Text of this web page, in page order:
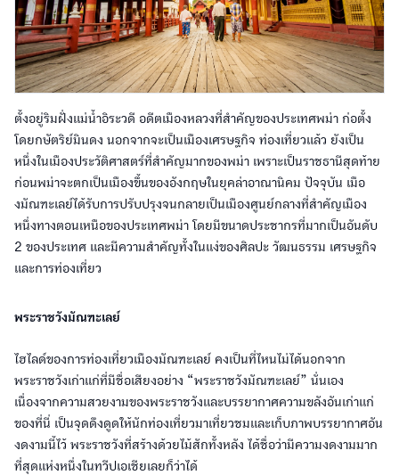
ตั้งอยู่ริมฝั่งแม่น้ำอิระวดี อดีตเมืองหลวงที่สำคัญของประเทศพม่า ก่อตั้ง
โดยกษัตริย์มินดง นอกจากจะเป็นเมืองเศรษฐกิจ ท่องเที่ยวแล้ว ยังเป็น
หนึ่งในเมืองประวัติศาสตร์ที่สำคัญมากของพม่า เพราะเป็นราชธานีสุดท้าย
ก่อนพม่าจะตกเป็นเมืองขึ้นของอังกฤษในยุคล่าอาณานิคม ปัจจุบัน เมือ
งมัณฑะเลย์ได้รับการปรับปรุงจนกลายเป็นเมืองศูนย์กลางที่สำคัญเมือง
หนึ่งทางตอนเหนือของประเทศพม่า โดยมีขนาดประชากรที่มากเป็นอันดับ
2 ของประเทศ และมีความสำคัญทั้งในแง่ของศิลปะ วัฒนธรรม เศรษฐกิจ
และการท่องเที่ยว
พระราชวังมัณฑะเลย์
ไฮไลด์ของการท่องเที่ยวเมืองมัณฑะเลย์ คงเป็นที่ไหนไม่ได้นอกจาก
พระราชวังเก่าแก่ที่มีชื่อเสียงอย่าง “พระราชวังมัณฑะเลย์” นั่นเอง
เนื่องจากความสวยงามของพระราชวังและบรรยากาศความขลังอันเก่าแก่
ของที่นี่ เป็นจุดดึงดูดให้นักท่องเที่ยวมาเที่ยวชมและเก็บภาพบรรยากาศอัน
งดงามนี้ไว้ พระราชวังที่สร้างด้วยไม้สักทั้งหลัง ได้ชื่อว่ามีความงดงามมาก
ที่สุดแห่งหนึ่งในทวีปเอเชียเลยก็ว่าได้